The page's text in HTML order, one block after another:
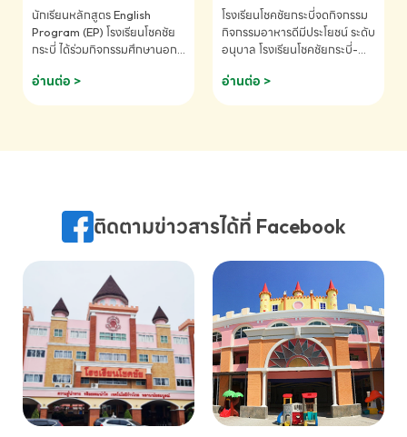
K2(Grop) โรงเรียนโชคชัยกระบี่-
สอบถามข้อมูลเพิ่มเติม โทร.
075-691910
ระดับประถมศึกษา (EP.1-
6)
นักเรียนหลักสูตร English
Program (EP) โรงเรียนโชคชัย
กระบี่ ได้ร่วมกิจกรรมศึกษานอก
ชมภาพยนตร์ Toy Story 5
(Soundtrack)เพื่อเสริมทักษะ
ภาษา ผ่านประสบการณ์การเรียนรู้
075-691910
อ่านต่อ >
โรงเรียนโชคชัยกระบี่จดกิจกรรม
กิจกรรมอาหารดีมีประโยชน์ ระดับ
อนุบาล โรงเรียนโชคชัยกระบี่-
075-691910
อ่านต่อ >
ติดตามข่าวสารได้ที่ Facebook